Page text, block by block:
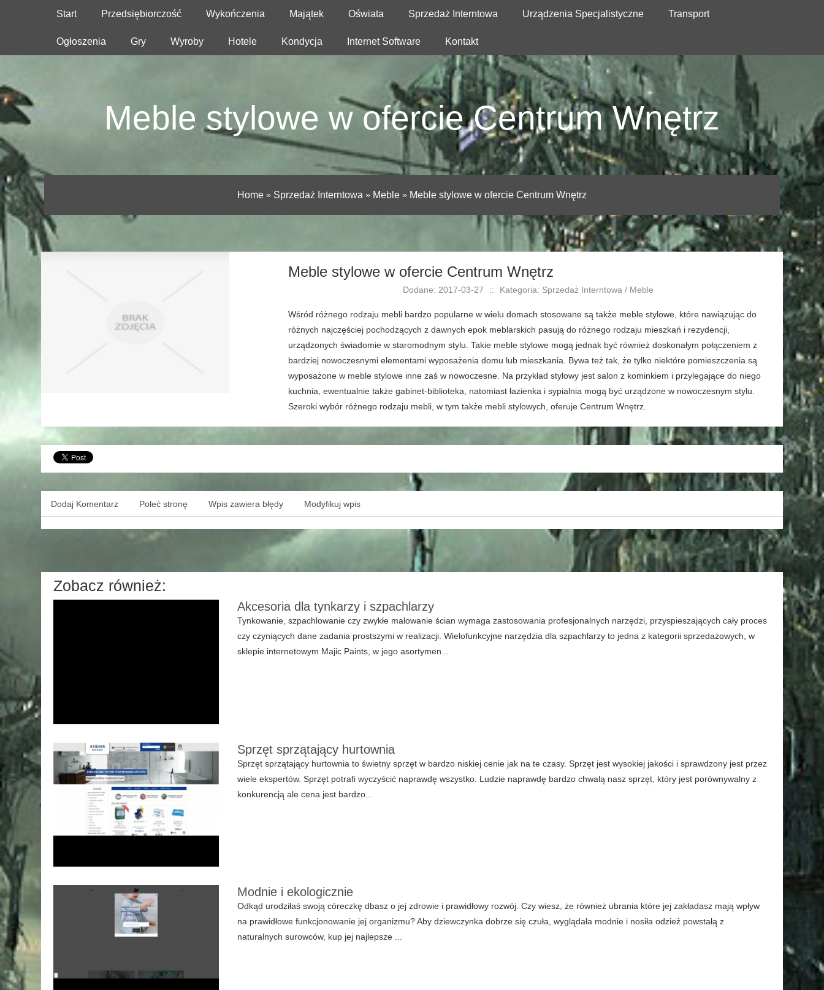
Start Przedsiębiorczość Wykończenia Majątek Oświata Sprzedaż Interntowa Urządzenia Specjalistyczne Transport
Ogłoszenia Gry Wyroby Hotele Kondycja Internet Software Kontakt
Meble stylowe w ofercie Centrum Wnętrz
Home » Sprzedaż Interntowa » Meble » Meble stylowe w ofercie Centrum Wnętrz
Meble stylowe w ofercie Centrum Wnętrz
Dodane: 2017-03-27 :: Kategoria: Sprzedaż Interntowa / Meble
Wśród różnego rodzaju mebli bardzo popularne w wielu domach stosowane są także meble stylowe, które nawiązując do
różnych najczęściej pochodzących z dawnych epok meblarskich pasują do różnego rodzaju mieszkań i rezydencji,
urządzonych świadomie w staromodnym stylu. Takie meble stylowe mogą jednak być również doskonałym połączeniem z
bardziej nowoczesnymi elementami wyposażenia domu lub mieszkania. Bywa też tak, że tylko niektóre pomieszczenia są
wyposażone w meble stylowe inne zaś w nowoczesne. Na przykład stylowy jest salon z kominkiem i przylegające do niego
kuchnia, ewentualnie także gabinet-biblioteka, natomiast łazienka i sypialnia mogą być urządzone w nowoczesnym stylu.
Szeroki wybór różnego rodzaju mebli, w tym także mebli stylowych, oferuje Centrum Wnętrz.
Dodaj Komentarz Poleć stronę Wpis zawiera błędy Modyfikuj wpis
Zobacz również:
Akcesoria dla tynkarzy i szpachlarzy
Tynkowanie, szpachlowanie czy zwykłe malowanie ścian wymaga zastosowania profesjonalnych narzędzi, przyspieszających cały proces
czy czyniących dane zadania prostszymi w realizacji. Wielofunkcyjne narzędzia dla szpachlarzy to jedna z kategorii sprzedażowych, w
sklepie internetowym Majic Paints, w jego asortymen...
Sprzęt sprzątający hurtownia
Sprzęt sprzątający hurtownia to świetny sprzęt w bardzo niskiej cenie jak na te czasy. Sprzęt jest wysokiej jakości i sprawdzony jest przez
wiele ekspertów. Sprzęt potrafi wyczyścić naprawdę wszystko. Ludzie naprawdę bardzo chwalą nasz sprzęt, który jest porównywalny z
konkurencją ale cena jest bardzo...
Modnie i ekologicznie
Odkąd urodziłaś swoją córeczkę dbasz o jej zdrowie i prawidłowy rozwój. Czy wiesz, że również ubrania które jej zakładasz mają wpływ
na prawidłowe funkcjonowanie jej organizmu? Aby dziewczynka dobrze się czuła, wyglądała modnie i nosiła odzież powstałą z
naturalnych surowców, kup jej najlepsze ...